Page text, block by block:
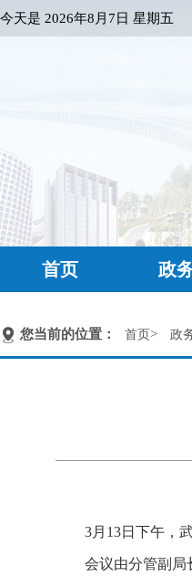
今天是 2026年8月7日 星期五
首页 政
您当前的位置： 首页> 政
3月13日下午，
会议由分管副局